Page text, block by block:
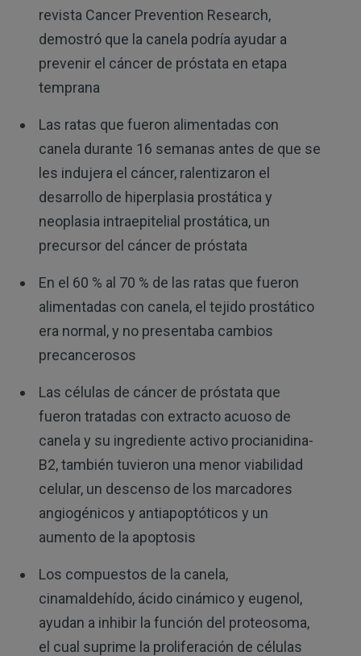
revista Cancer Prevention Research,
demostró que la canela podría ayudar a
prevenir el cáncer de próstata en etapa
temprana
Las ratas que fueron alimentadas con
canela durante 16 semanas antes de que se
les indujera el cáncer, ralentizaron el
desarrollo de hiperplasia prostática y
neoplasia intraepitelial prostática, un
precursor del cáncer de próstata
En el 60 % al 70 % de las ratas que fueron
alimentadas con canela, el tejido prostático
era normal, y no presentaba cambios
precancerosos
Las células de cáncer de próstata que
fueron tratadas con extracto acuoso de
canela y su ingrediente activo procianidina-
B2, también tuvieron una menor viabilidad
celular, un descenso de los marcadores
angiogénicos y antiapoptóticos y un
aumento de la apoptosis
Los compuestos de la canela,
cinamaldehído, ácido cinámico y eugenol,
ayudan a inhibir la función del proteosoma,
el cual suprime la proliferación de células